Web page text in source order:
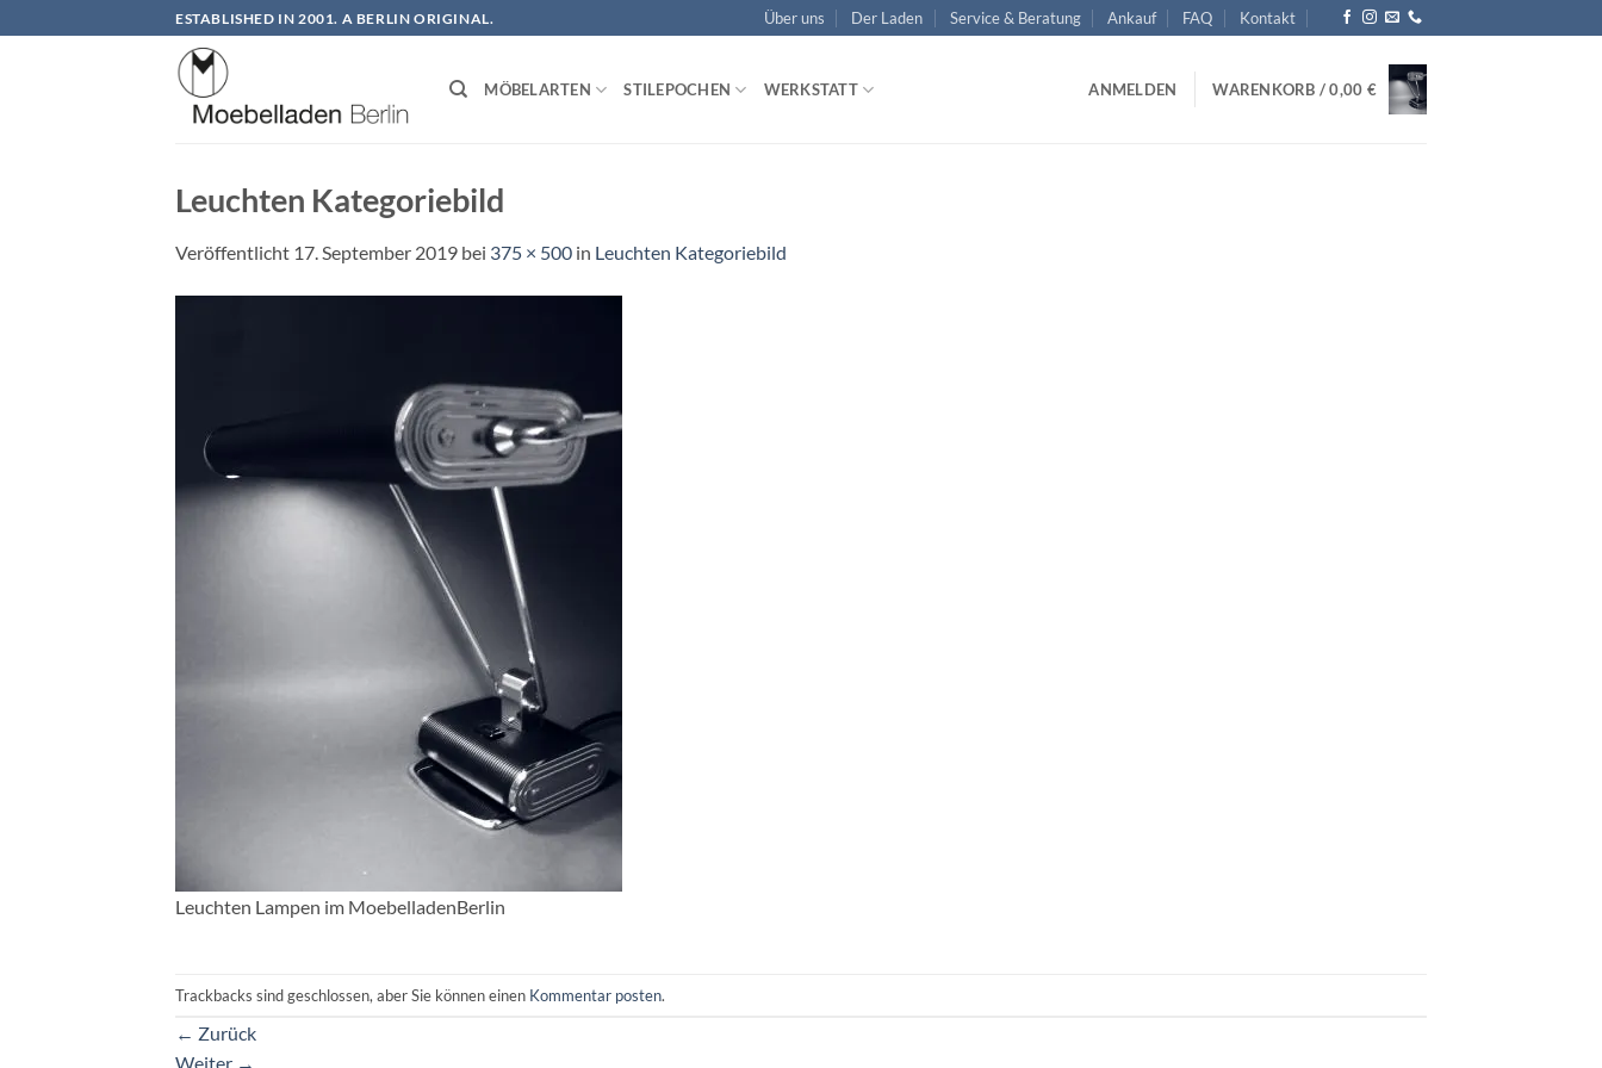
Inhalt
ESTABLISHED IN 2001. A BERLIN ORIGINAL. Über uns Der Laden Service & Beratung Ankauf FAQ Kontakt
MÖBELARTEN STILEPOCHEN WERKSTATT ANMELDEN WARENKORB /0,00 €
Leuchten Kategoriebild
Veröffentlicht 17. September 2019 bei 375 × 500 in Leuchten Kategoriebild
Leuchten Lampen im MoebelladenBerlin
Trackbacks sind geschlossen, aber Sie können einen Kommentar posten.
← Zurück
Weiter →